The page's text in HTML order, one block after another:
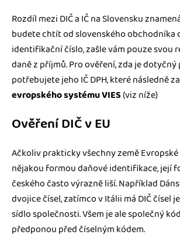
Rozdíl mezi DIČ a IČ na Slovensku
budete chtít od slovenského obchodníka
identifikační číslo, zašle vám pouze svou
daně z příjmů. Pro ověření, zda je dotyčný
potřebujete jeho IČ DPH, které následně
evropského systému VIES(viz níže)
Ověření DIČ v EU
Ačkoliv prakticky všechny země
nějakou formou daňové identifikace, její
českého často výrazně liší. Například
dvojice čísel, zatímco v Itálii má DIČ čísel
sídlo společnosti. Všem je ale společný
předponou před číselným kódem.